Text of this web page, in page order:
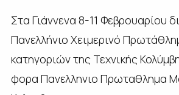
Στα Γιάννενα 8-11 Φεβρουαρίου
Πανελλήνιο Χειμερινό
κατηγοριών της Τεχνικής
φορα Πανελληνιο Πρωταθλημα